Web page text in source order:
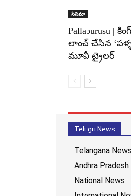
సినిమా
Pallaburusu |
లాంచ్ చేసిన ‘పళ్ళ
మూవీ ట్రైలర్
Telugu News
Telangana News
Andhra Pradesh
National News